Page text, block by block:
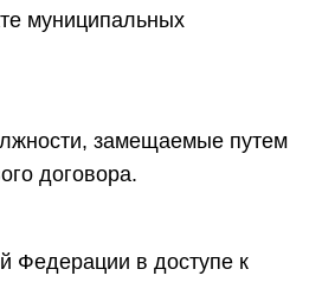
муниципальных
замещаемые путем
договора.
Федерации в доступе к